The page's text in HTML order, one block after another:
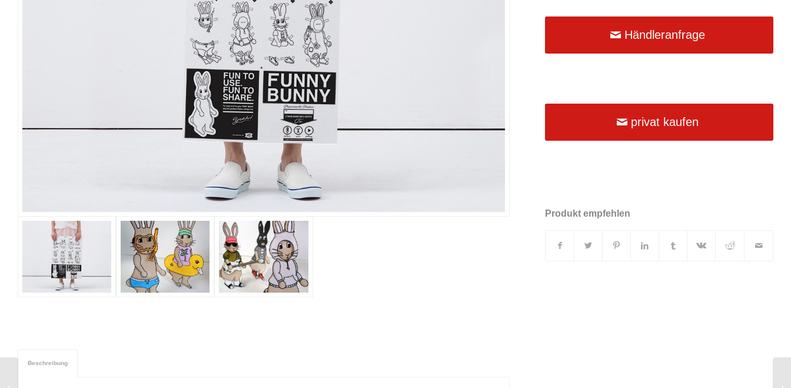
Beschreibung
Händleranfrage
privat kaufen
Produkt empfehlen